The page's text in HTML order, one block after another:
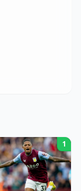
1